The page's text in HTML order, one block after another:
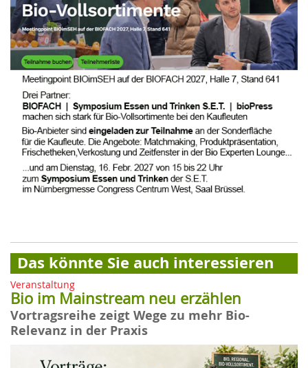
Das könnte Sie auch interessieren
Veranstaltung
Bio im Mainstream neu erzählen
Vortragsreihe zeigt Wege zu mehr Bio-
Relevanz in der Praxis